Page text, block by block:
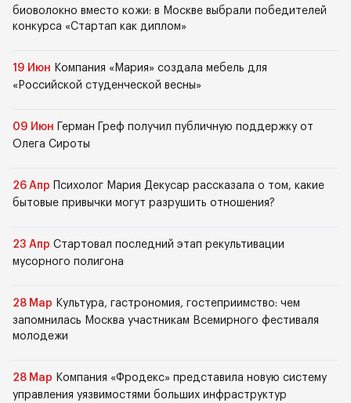
биоволокно вместо кожи: в Москве выбрали победителей
конкурса «Стартап как диплом»
19 Июн Компания «Мария» создала мебель для
«Российской студенческой весны»
09 Июн
Герман Греф получил публичную поддержку от
Олега Сироты
26 Апр
Психолог Мария Декусар рассказала о том, какие
бытовые привычки могут разрушить отношения?
23 Апр Стартовал последний этап рекультивации
мусорного полигона
28 Мар Культура, гастрономия, гостеприимство: чем
запомнилась Москва участникам Всемирного фестиваля
молодежи
28 Мар Компания «Фродекс» представила новую систему
управления уязвимостями больших инфраструктур